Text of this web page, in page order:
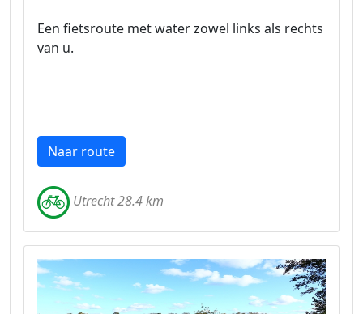
Een fietsroute met water zowel links als rechts
van u.
Naar route
Utrecht 28.4 km